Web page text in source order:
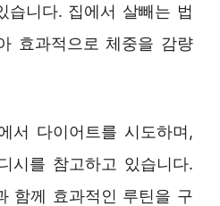
습니다. 집에서 살빼는 법
효과적으로 체중을 감량
서 다이어트를 시도하며,
시를 참고하고 있습니다.
함께 효과적인 루틴을 구